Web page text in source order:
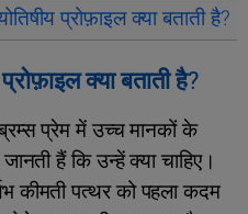
प्रोफ़ाइल क्या बताती है?
क्या बताती है?
प्रेम में उच्च मानकों के
हैं कि उन्हें क्या चाहिए।
कीमती पत्थर को पहला कदम